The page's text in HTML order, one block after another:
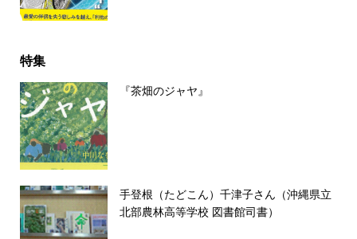
特集
『茶畑のジャヤ』
手登根（たどこん）千津子さん（沖縄県立
北部農林高等学校 図書館司書）